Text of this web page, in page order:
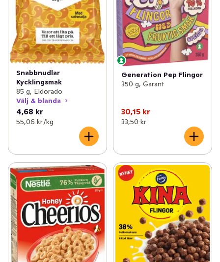
Snabbnudlar
Kycklingsmak
85 g, Eldorado
Välj & blanda
4,68 kr
55,06 kr /kg
Generation Pep Flingor
350 g, Garant
30,15 kr
33,50 kr